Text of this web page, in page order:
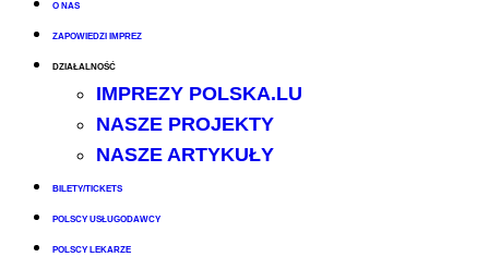
O NAS
ZAPOWIEDZI IMPREZ
DZIAŁALNOŚĆ
IMPREZY POLSKA.LU
NASZE PROJEKTY
NASZE ARTYKUŁY
BILETY/TICKETS
POLSCY USŁUGODAWCY
POLSCY LEKARZE